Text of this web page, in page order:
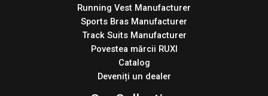
Running Vest Manufacturer
Sports Bras Manufacturer
Track Suits Manufacturer
Povestea mărcii RUXI
Catalog
Deveniți un dealer